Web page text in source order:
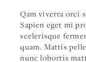
Qam viverra orci
Sapien eget mi
scelerisque
quam. Mattis
nunc lobortis